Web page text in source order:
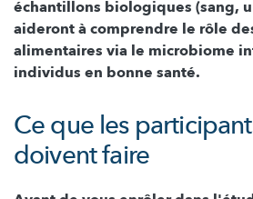
échantillons biologiques (sang,
aideront à comprendre le rôle
alimentaires via le microbiome
individus en bonne santé.
Ce que les
doivent faire